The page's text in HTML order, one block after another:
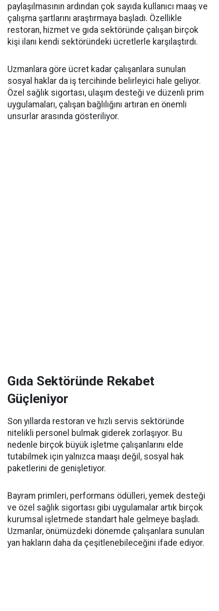
paylaşılmasının ardından çok sayıda kullanıcı maaş ve
çalışma şartlarını araştırmaya başladı. Özellikle
restoran, hizmet ve gıda sektöründe çalışan birçok
kişi ilanı kendi sektöründeki ücretlerle karşılaştırdı.
Uzmanlara göre ücret kadar çalışanlara sunulan
sosyal haklar da iş tercihinde belirleyici hale geliyor.
Özel sağlık sigortası, ulaşım desteği ve düzenli prim
uygulamaları, çalışan bağlılığını artıran en önemli
unsurlar arasında gösteriliyor.
Gıda Sektöründe Rekabet
Güçleniyor
Son yıllarda restoran ve hızlı servis sektöründe
nitelikli personel bulmak giderek zorlaşıyor. Bu
nedenle birçok büyük işletme çalışanlarını elde
tutabilmek için yalnızca maaşı değil, sosyal hak
paketlerini de genişletiyor.
Bayram primleri, performans ödülleri, yemek desteği
ve özel sağlık sigortası gibi uygulamalar artık birçok
kurumsal işletmede standart hale gelmeye başladı.
Uzmanlar, önümüzdeki dönemde çalışanlara sunulan
yan hakların daha da çeşitlenebileceğini ifade ediyor.